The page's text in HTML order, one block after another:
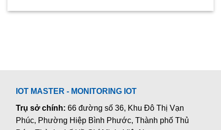
IOT MASTER - MONITORING IOT
Trụ sở chính:66 đường số 36, Khu Đô Thị Vạn
Phúc, Phường Hiệp Bình Phước, Thành phố Thủ